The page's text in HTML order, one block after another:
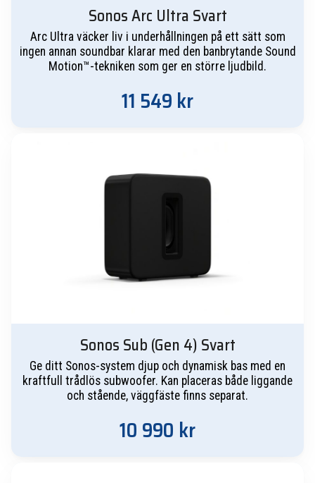
Sonos Arc Ultra Svart
Arc Ultra väcker liv i underhållningen på ett sätt som
ingen annan soundbar klarar med den banbrytande Sound
Motion™-tekniken som ger en större ljudbild.
11 549 kr
Sonos Sub (Gen 4) Svart
Ge ditt Sonos-system djup och dynamisk bas med en
kraftfull trådlös subwoofer. Kan placeras både liggande
och stående, väggfäste finns separat.
10 990 kr